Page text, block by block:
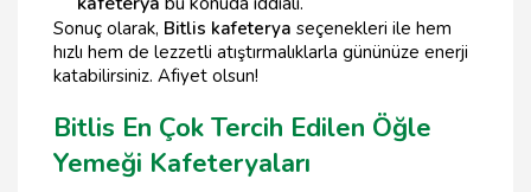
Sonuç olarak, Bitlis kafeterya seçenekleri ile hem
hızlı hem de lezzetli atıştırmalıklarla gününüze enerji
katabilirsiniz. Afiyet olsun!
Bitlis En Çok Tercih Edilen Öğle
Yemeği Kafeteryaları